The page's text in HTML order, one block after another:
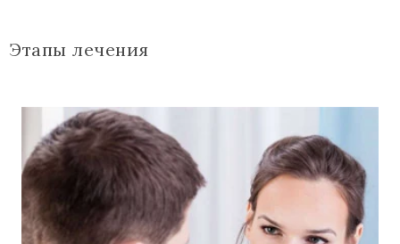
Этапы лечения